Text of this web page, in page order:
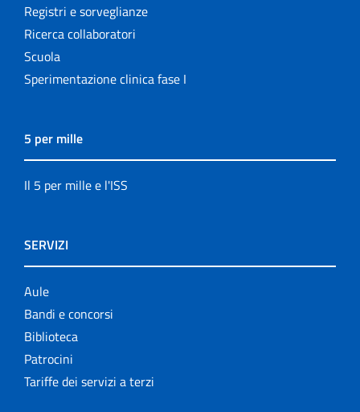
Registri e sorveglianze
Ricerca collaboratori
Scuola
Sperimentazione clinica fase I
5 per mille
Il 5 per mille e l'ISS
SERVIZI
Aule
Bandi e concorsi
Biblioteca
Patrocini
Tariffe dei servizi a terzi